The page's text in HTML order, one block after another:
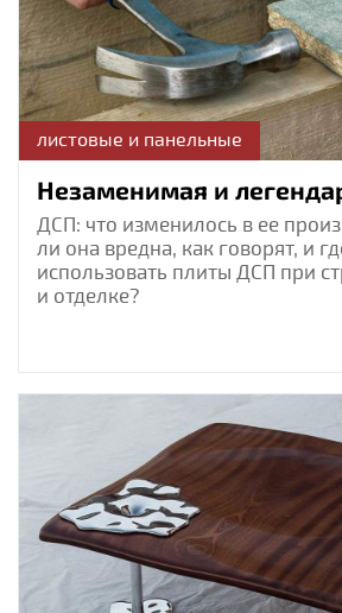
листовые и панельные
Незаменимая и
ДСП: что изменилось в ее
ли она вредна, как говорят, и
использовать плиты ДСП при
и отделке?